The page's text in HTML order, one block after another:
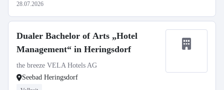
28.07.2026
Dualer Bachelor of Arts „Hotel
Management“ in Heringsdorf
the breeze VELA Hotels AG
Seebad Heringsdorf